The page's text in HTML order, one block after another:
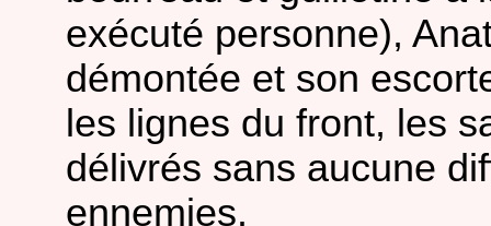
exécuté personne),
démontée et son
les lignes du front, les
délivrés sans aucune
ennemies.